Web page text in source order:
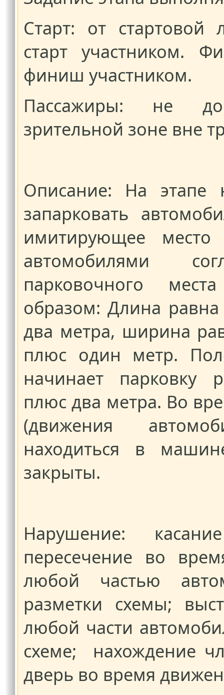
Старт: от
старт участником.
финиш участником.
Пассажиры: не
зрительной зоне вне
Описание: На этапе
запарковать
имитирующее
автомобилями
парковочного
образом: Длина
два метра, ширина
плюс один метр.
начинает парковку
плюс два метра. Во
(движения
находиться в
закрыты.
Нарушение:
пересечение во
любой частью
разметки схемы;
любой части
схеме; нахождение
дверь во время